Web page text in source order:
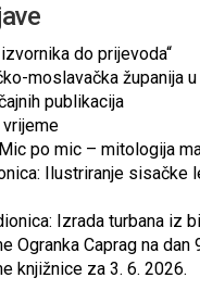
do prijevoda“
moslavačka županija
publikacija
vrijeme
po mic – mitologija
Ilustriranje sisačke
Izrada turbana iz
Ogranka Caprag na dan
knjižnice za 3. 6. 2026.